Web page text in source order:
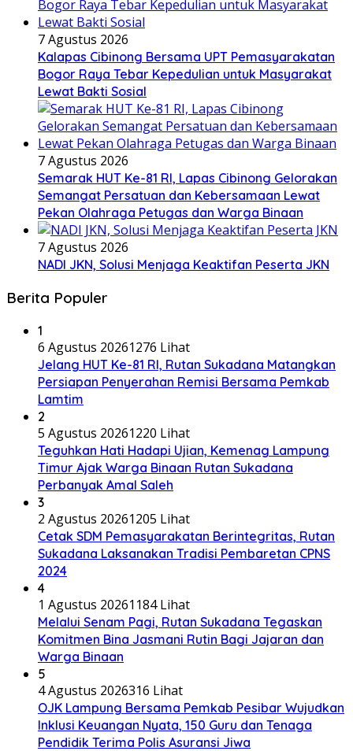
7 Agustus 2026
Kalapas Cibinong Bersama UPT Pemasyarakatan
Bogor Raya Tebar Kepedulian untuk Masyarakat
Lewat Bakti Sosial
7 Agustus 2026
Semarak HUT Ke-81 RI, Lapas Cibinong Gelorakan
Semangat Persatuan dan Kebersamaan Lewat
Pekan Olahraga Petugas dan Warga Binaan
7 Agustus 2026
NADI JKN, Solusi Menjaga Keaktifan Peserta JKN
Berita Populer
1
6 Agustus 20261276 Lihat
Jelang HUT Ke-81 RI, Rutan Sukadana Matangkan
Persiapan Penyerahan Remisi Bersama Pemkab
Lamtim
2
5 Agustus 20261220 Lihat
Teguhkan Hati Hadapi Ujian, Kemenag Lampung
Timur Ajak Warga Binaan Rutan Sukadana
Perbanyak Amal Saleh
3
2 Agustus 20261205 Lihat
Cetak SDM Pemasyarakatan Berintegritas, Rutan
Sukadana Laksanakan Tradisi Pembaretan CPNS
2024
4
1 Agustus 20261184 Lihat
Melalui Senam Pagi, Rutan Sukadana Tegaskan
Komitmen Bina Jasmani Rutin Bagi Jajaran dan
Warga Binaan
5
4 Agustus 2026316 Lihat
OJK Lampung Bersama Pemkab Pesibar Wujudkan
Inklusi Keuangan Nyata, 150 Guru dan Tenaga
Pendidik Terima Polis Asuransi Jiwa